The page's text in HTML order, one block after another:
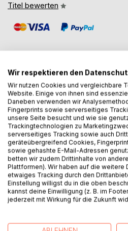
Titel bewerten
BESCHREIBUNG
Band 2 der "Zwischen Licht und
Kira hat den Stein der
unwissentlich ein Amt
politischer Intrigen macht.
Schlimmer noch, ihr Bekenntnis
gleichzeitig Verrat an ihrem
Gerade dessen Vertrauen
ist ihre einzige Verbindung nach
erreichen muss, damit sie das
Wir respektieren den
Wir nutzen Cookies und vergleichbare
Website. Einige von ihnen sind
Daneben verwenden wir
Fingerprints sowie serverseitiges
unsere Seite besucht und wie sie
Trackingtechnologien zu
serverseitiges Tracking sowie auch
geräteübergreifend Cookies,
sowie gehashte E-Mail-Adressen
betten wir zudem Drittinhalte von
Plattformen). Wir haben auf die weitere
etwaiges Tracking durch den
Einstellung willigst du in die oben
kannst deine Einwilligung (z. B. im
jederzeit mit Wirkung für die Zukunft